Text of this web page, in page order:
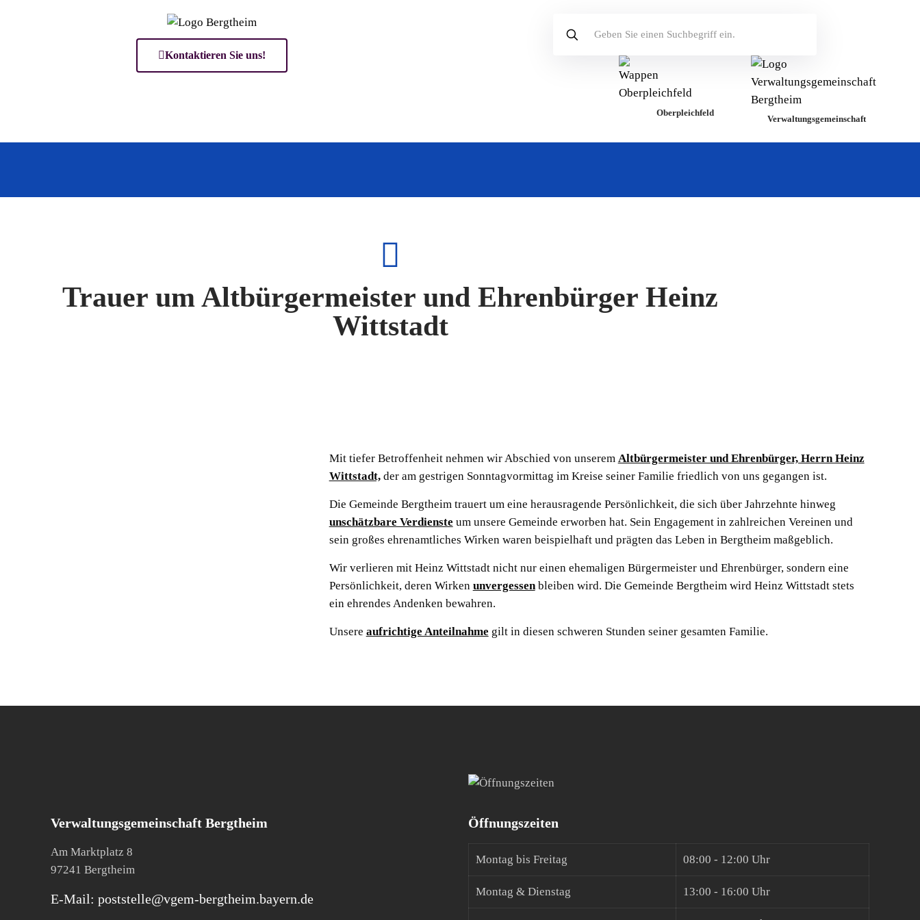
Kontaktieren Sie uns!
Oberpleichfeld
Verwaltungsgemeinschaft
Trauer um Altbürgermeister und Ehrenbürger Heinz
Wittstadt
Mit tiefer Betroffenheit nehmen wir Abschied von unserem Altbürgermeister und Ehrenbürger, Herrn Heinz
Wittstadt,der am gestrigen Sonntagvormittag im Kreise seiner Familie friedlich von uns gegangen ist.
Die Gemeinde Bergtheim trauert um eine herausragende Persönlichkeit, die sich über Jahrzehnte hinweg
unschätzbare Verdienste um unsere Gemeinde erworben hat. Sein Engagement in zahlreichen Vereinen und
sein großes ehrenamtliches Wirken waren beispielhaft und prägten das Leben in Bergtheim maßgeblich.
Wir verlieren mit Heinz Wittstadt nicht nur einen ehemaligen Bürgermeister und Ehrenbürger, sondern eine
Persönlichkeit, deren Wirken unvergessenbleiben wird. Die Gemeinde Bergtheim wird Heinz Wittstadt stets
ein ehrendes Andenken bewahren.
Unsere aufrichtige Anteilnahme gilt in diesen schweren Stunden seiner gesamten Familie.
Verwaltungsgemeinschaft Bergtheim
Am Marktplatz 8
97241 Bergtheim
E-Mail: poststelle@vgem-bergtheim.bayern.de
Öffnungszeiten
Montag bis Freitag 08:00 - 12:00 Uhr
Montag & Dienstag 13:00 - 16:00 Uhr